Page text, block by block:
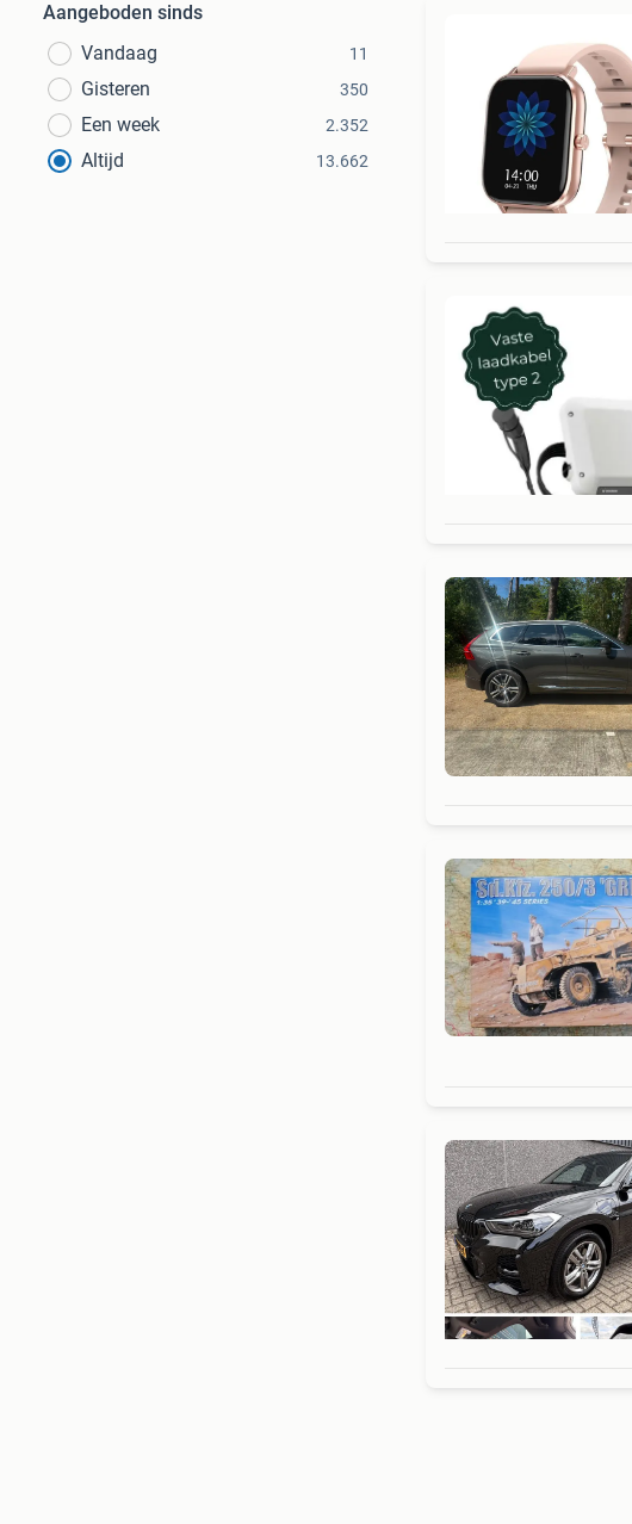
Aangeboden sinds
Vandaag
11
Gisteren 350
Een week 2.352
Altijd 13.662